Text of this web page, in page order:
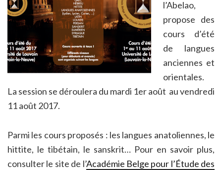
l’Abelao,
propose des
cours d’été
de langues
anciennes et
orientales.
La session se déroulera du mardi 1er août au vendredi
11 août 2017.
Parmi les cours proposés : les langues anatoliennes, le
hittite, le tibétain, le sanskrit… Pour en savoir plus,
consulter le site de l’Académie Belge pour l’Étude des